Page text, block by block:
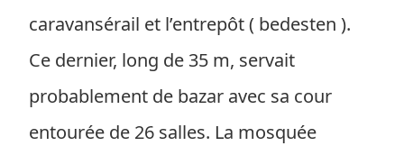
caravansérail et l’entrepôt ( bedesten ).
Ce dernier, long de 35 m, servait
probablement de bazar avec sa cour
entourée de 26 salles. La mosquée